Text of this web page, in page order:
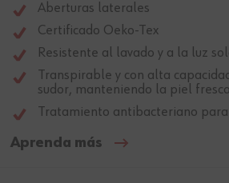
Aberturas laterales
Certificado Oeko-Tex
Resistente al lavado y a la luz
Transpirable y con alta
sudor, manteniendo la piel
Tratamiento antibacteriano
Aprenda más